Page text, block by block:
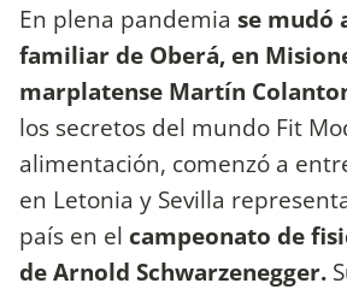
En plena pandemia se mudó
familiar de Oberá, en
marplatense Martín
los secretos del mundo Fit
alimentación, comenzó a
en Letonia y Sevilla
país en el campeonato de
de Arnold Schwarzenegger.